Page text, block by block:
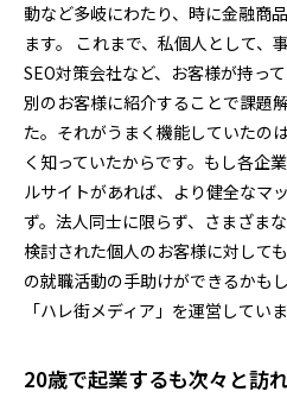
動など多岐にわたり、時に金融商
ます。 これまで、私個人として、
SEO対策会社など、お客様が持っ
別のお客様に紹介することで課題
た。それがうまく機能していたの
く知っていたからです。もし各企
ルサイトがあれば、より健全なマ
ず。法人同士に限らず、さまざま
検討された個人のお客様に対して
の就職活動の手助けができるかも
「ハレ街メディア」を運営していま
20歳で起業するも次々と訪